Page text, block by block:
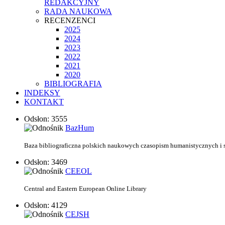
REDAKCYJNY
RADA NAUKOWA
RECENZENCI
2025
2024
2023
2022
2021
2020
BIBLIOGRAFIA
INDEKSY
KONTAKT
Odsłon: 3555
BazHum
Baza bibliograficzna polskich naukowych czasopism humanistycznych i
Odsłon: 3469
CEEOL
Central and Eastern European Online Library
Odsłon: 4129
CEJSH